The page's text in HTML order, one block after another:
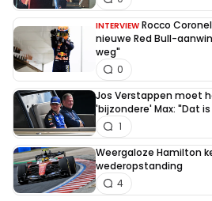
INTERVIEW Rocco
nieuwe Red Bull-
weg"
0
Jos Verstappen moet
'bijzondere' Max: "Dat
1
Weergaloze Hamilton
wederopstanding
4